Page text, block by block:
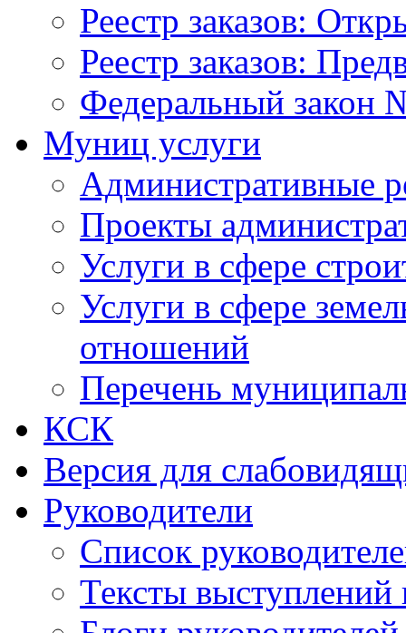
Реестр заказов:
Реестр заказов:
Федеральный закон
Муниц услуги
Административные
Проекты
Услуги в сфере
Услуги в сфере
отношений
Перечень
КСК
Версия для
Руководители
Список
Тексты выступлений